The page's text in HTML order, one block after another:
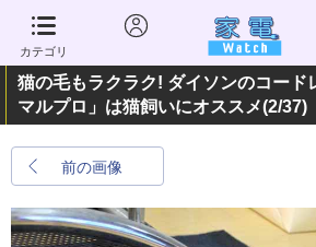
カテゴリ
猫の毛もラクラク! ダイソンのコード
マルプロ」は猫飼いにオススメ(2/37)
前の画像